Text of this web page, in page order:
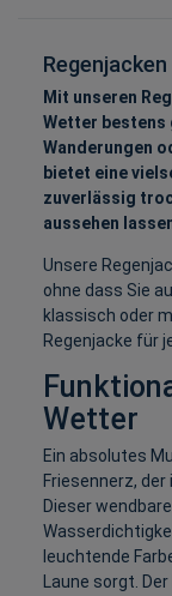
Mit unseren
Wetter bestens
Wanderungen
bietet eine
zuverlässig
aussehen
Unsere
ohne dass Sie
klassisch oder
Regenjacke für
Wetter
Ein absolutes
Friesennerz,
Dieser
leuchtende
Laune sorgt.